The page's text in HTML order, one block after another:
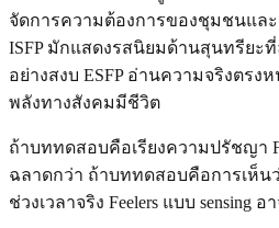
จัดการความต้องการของชุมชนแล
ISFP มักแสดงรสนิยมด้านสุนทรียะ
อย่างสงบ ESFP อ่านความจริงตรง
พลังทางสังคมมีชีวิต
ถ้าบททดสอบคือเรียงความปรัชญา
ฉลาดกว่า ถ้าบททดสอบคือการเห็น
ช่วงเวลาจริง Feelers แบบ sensing อ